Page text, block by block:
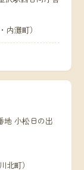
灘町）
地 小松日の出
町）